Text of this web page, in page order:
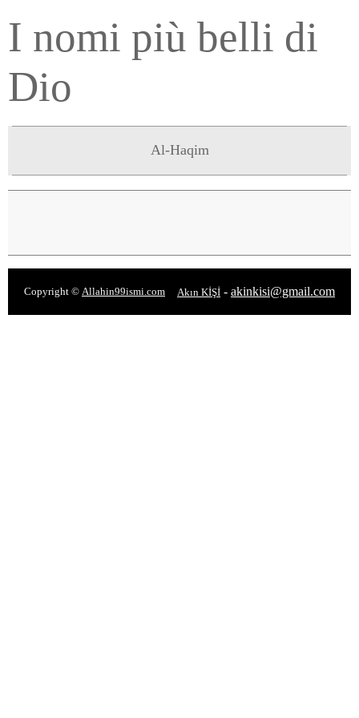
I nomi più belli di
Dio
Al-Haqim
Copyright © Allahin99ismi.com Akın KİŞİ - akinkisi@gmail.com